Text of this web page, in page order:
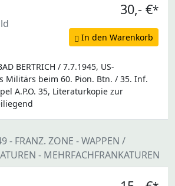
30,- €*
In den Warenkorb
BERTRICH / 7.7.1945, US-
Militärs beim 60. Pion. Btn. / 35. Inf.
A.P.O. 35, Literaturkopie zur
- FRANZ. ZONE - WAPPEN /
- MEHRFACHFRANKATUREN